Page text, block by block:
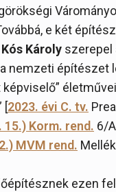
e két
Kós Károly szerepel
nemzeti építészet
[2023. évi C. tv.
15.) Korm. rend. 6/
MVM rend.
ezen